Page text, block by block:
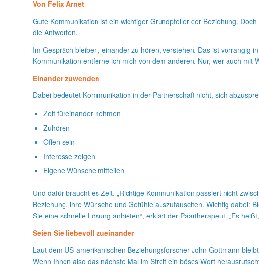
Von Felix Arnet
Gute Kommunikation ist ein wichtiger Grundpfeiler der Beziehung.
die Antworten.
Im Gespräch bleiben, einander zu hören, verstehen. Das ist vorrangig
Kommunikation entferne ich mich von dem anderen. Nur, wer auch mit
Einander zuwenden
Dabei bedeutet Kommunikation in der Partnerschaft nicht, sich
Zeit füreinander nehmen
Zuhören
Offen sein
Interesse zeigen
Eigene Wünsche mitteilen
Und dafür braucht es Zeit. „Richtige Kommunikation passiert nicht
Beziehung, ihre Wünsche und Gefühle auszutauschen. Wichtig dabei:
Sie eine schnelle Lösung anbieten“, erklärt der Paartherapeut. „Es
Seien Sie liebevoll zueinander
Laut dem US-amerikanischen Beziehungsforscher John Gottmann
Wenn Ihnen also das nächste Mal im Streit ein böses Wort